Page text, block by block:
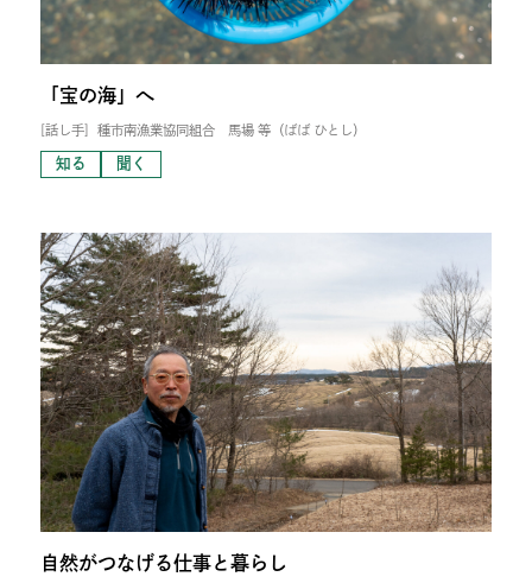
「宝の海」へ
[話し手] 種市南漁業協同組合 馬場 等（ばば ひとし）
知る 聞く
自然がつなげる仕事と暮らし